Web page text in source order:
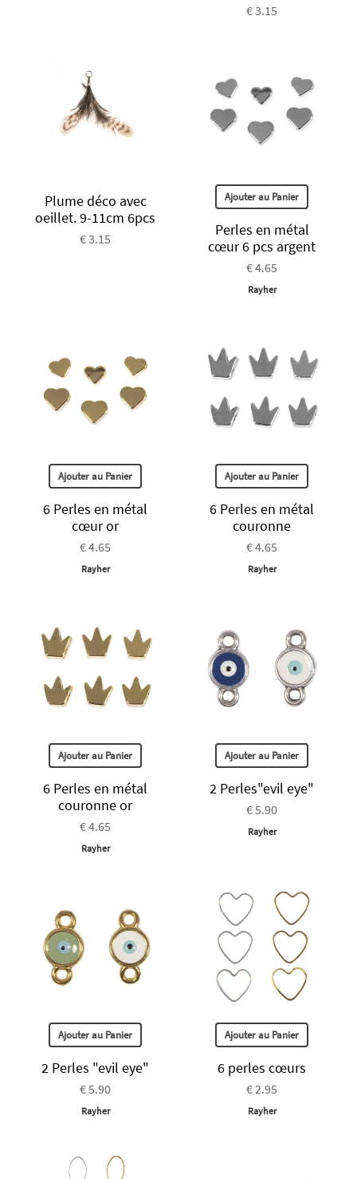
€ 3.15
Plume déco avec
oeillet. 9-11cm 6pcs
€ 3.15
Ajouter au Panier
Perles en métal
cœur 6 pcs argent
€ 4.65
Rayher
Ajouter au Panier
6 Perles en métal
cœur or
€ 4.65
Rayher
Ajouter au Panier
6 Perles en métal
couronne
€ 4.65
Rayher
Ajouter au Panier
6 Perles en métal
couronne or
€ 4.65
Rayher
Ajouter au Panier
2 Perles"evil eye"
€ 5.90
Rayher
Ajouter au Panier
2 Perles "evil eye"
€ 5.90
Rayher
Ajouter au Panier
6 perles cœurs
€ 2.95
Rayher